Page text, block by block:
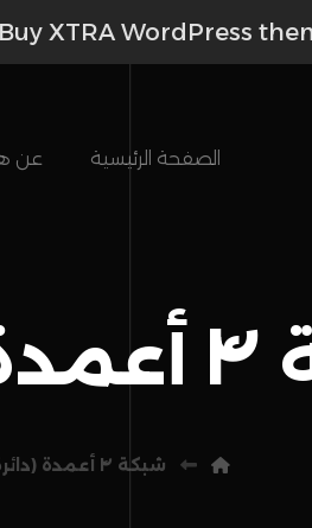
XTRA WordPress
الصفحة الرئيسية عن
شبكة ۴ أعمدة (دائرة)